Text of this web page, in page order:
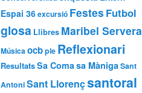
Espai 36excursió Festes Futbol
glosa Llibres Maribel Servera
Músicaocbple Reflexionari
ResultatsSa Comasa MànigaSant
AntoniSant Llorençsantoral